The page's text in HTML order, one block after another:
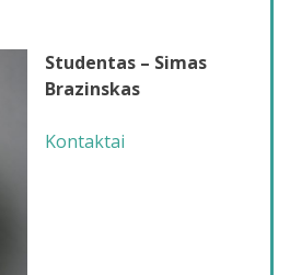
Studentas – Simas
Brazinskas
Kontaktai